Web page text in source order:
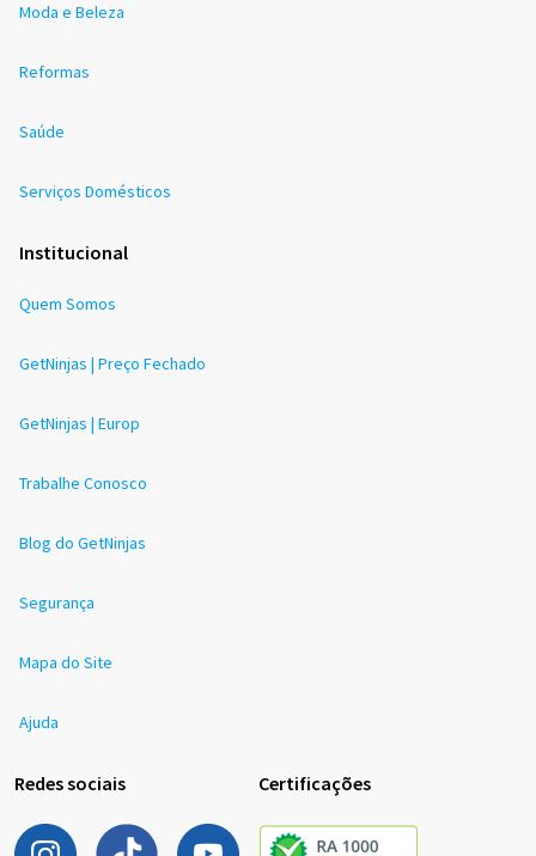
Moda e Beleza
Reformas
Saúde
Serviços Domésticos
Institucional
Quem Somos
GetNinjas | Preço Fechado
GetNinjas | Europ
Trabalhe Conosco
Blog do GetNinjas
Segurança
Mapa do Site
Ajuda
Redes sociais Certificações